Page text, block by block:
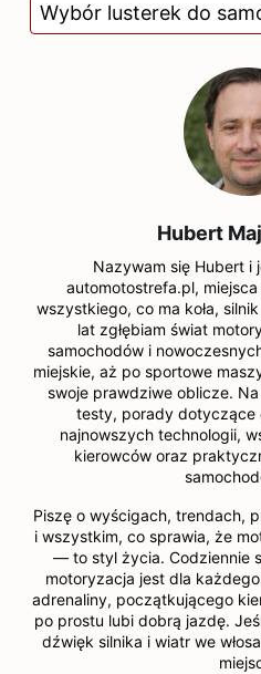
Wybór lusterek do
Hubert
Nazywam się Hubert i
automotostrefa.pl,
wszystkiego, co ma koła,
lat zgłębiam świat
samochodów i
miejskie, aż po sportowe
swoje prawdziwe oblicze.
testy, porady dotyczące
najnowszych technologii,
kierowców oraz
Piszę o wyścigach, trendach,
i wszystkim, co sprawia, że
— to styl życia. Codziennie
motoryzacja jest dla
adrenaliny, początkującego
po prostu lubi dobrą jazdę.
dźwięk silnika i wiatr we